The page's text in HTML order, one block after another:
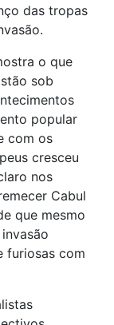
das tropas
o que
sob
popular
com os
cresceu
nos
Cabul
que mesmo
furiosas com